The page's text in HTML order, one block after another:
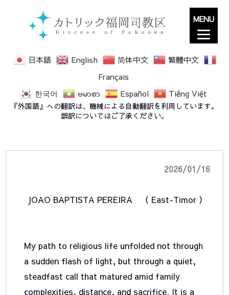
日本語 English 简体中文
繁體中文
Français
한국어
ဗမာစာ Español Tiếng Việt
『外国語』への翻訳は、機械による自動翻訳を利用しています。
誤訳についてはご了承ください。
A Journey of Faith: From East-Timor to
Japan
2026/01/16
JOAO BAPTISTA PEREIRA （ East-Timor ）
My path to religious life unfolded not through
a sudden flash of light, but through a quiet,
steadfast call that matured amid family
complexities, distance, and sacrifice. It is a
MENU